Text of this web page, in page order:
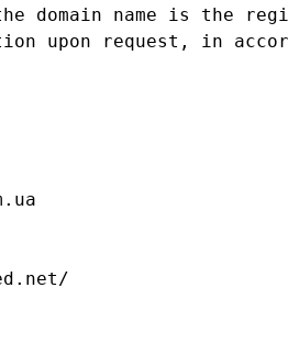
domain name is the
upon request, in